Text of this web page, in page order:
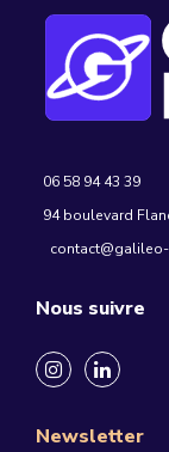
06 58 94 43 39
94 boulevard
Nous suivre
Newsletter